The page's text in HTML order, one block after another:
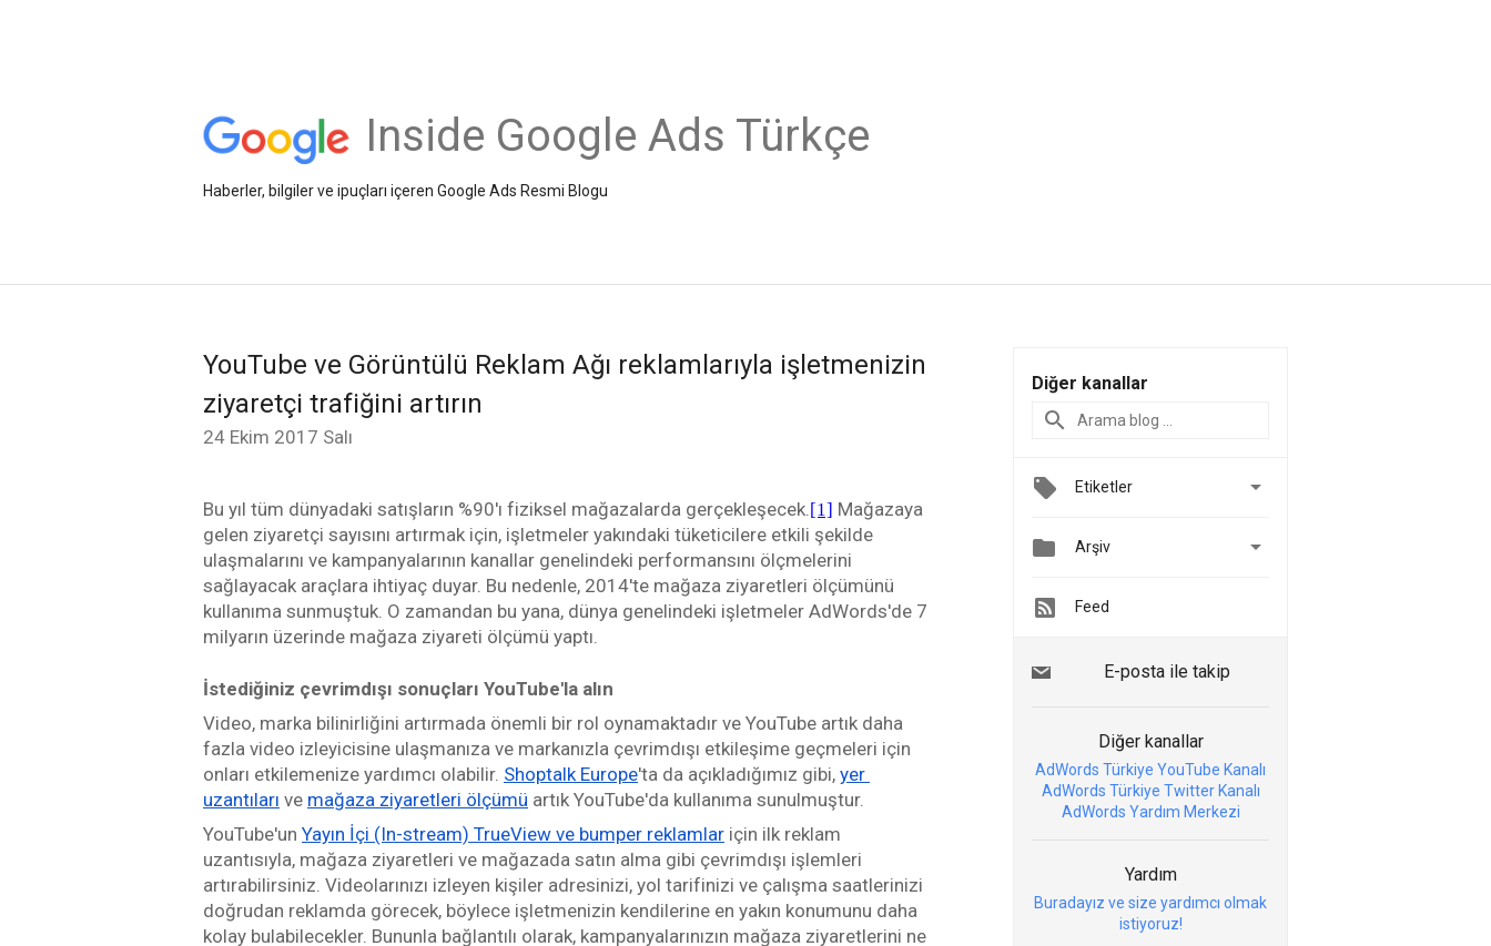
Inside Google Ads Türkçe
Haberler, bilgiler ve ipuçları içeren Google Ads Resmi Blogu
YouTube ve Görüntülü Reklam Ağı reklamlarıyla işletmenizin
ziyaretçi trafiğini artırın
24 Ekim 2017 Salı
Bu yıl tüm dünyadaki satışların %90'ı fiziksel mağazalarda gerçekleşecek.[1] Mağazaya
gelen ziyaretçi sayısını artırmak için, işletmeler yakındaki tüketicilere etkili şekilde
ulaşmalarını ve kampanyalarının kanallar genelindeki performansını ölçmelerini
sağlayacak araçlara ihtiyaç duyar. Bu nedenle, 2014'te mağaza ziyaretleri ölçümünü
kullanıma sunmuştuk. O zamandan bu yana, dünya genelindeki işletmeler AdWords'de 7
milyarın üzerinde mağaza ziyareti ölçümü yaptı.
İstediğiniz çevrimdışı sonuçları YouTube'la alın
Video, marka bilinirliğini artırmada önemli bir rol oynamaktadır ve YouTube artık daha
fazla video izleyicisine ulaşmanıza ve markanızla çevrimdışı etkileşime geçmeleri için
onları etkilemenize yardımcı olabilir. Shoptalk Europe'ta da açıkladığımız gibi, yer
uzantıları ve mağaza ziyaretleri ölçümü artık YouTube'da kullanıma sunulmuştur.
YouTube'un Yayın İçi (In-stream) TrueView ve bumper reklamlar için ilk reklam
uzantısıyla, mağaza ziyaretleri ve mağazada satın alma gibi çevrimdışı işlemleri
artırabilirsiniz. Videolarınızı izleyen kişiler adresinizi, yol tarifinizi ve çalışma saatlerinizi
doğrudan reklamda görecek, böylece işletmenizin kendilerine en yakın konumunu daha
kolay bulabilecekler. Bununla bağlantılı olarak, kampanyalarınızın mağaza ziyaretlerini ne
Diğer kanallar
Etiketler 
 Arşiv 
Feed
E-posta ile takip
Diğer kanallar
AdWords Türkiye YouTube Kanalı
AdWords Türkiye Twitter Kanalı
AdWords Yardım Merkezi
Yardım
Buradayız ve size yardımcı olmak
istiyoruz!